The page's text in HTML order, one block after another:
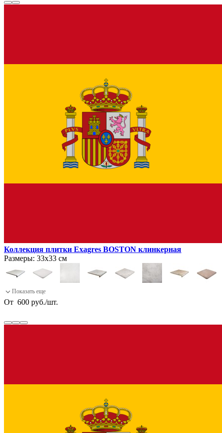
Коллекция плитки Exagres BOSTON клинкерная
Размеры: 33х33 см
От 600 руб./шт.